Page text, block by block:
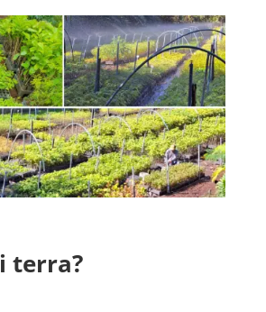
terra?